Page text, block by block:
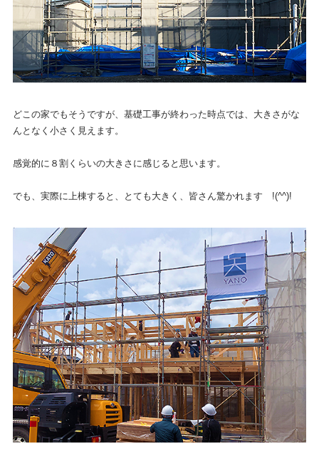
どこの家でもそうですが、基礎工事が終わった時点では、大きさがな
んとなく小さく見えます。
感覚的に８割くらいの大きさに感じると思います。
でも、実際に上棟すると、とても大きく、皆さん驚かれます !(^^)!